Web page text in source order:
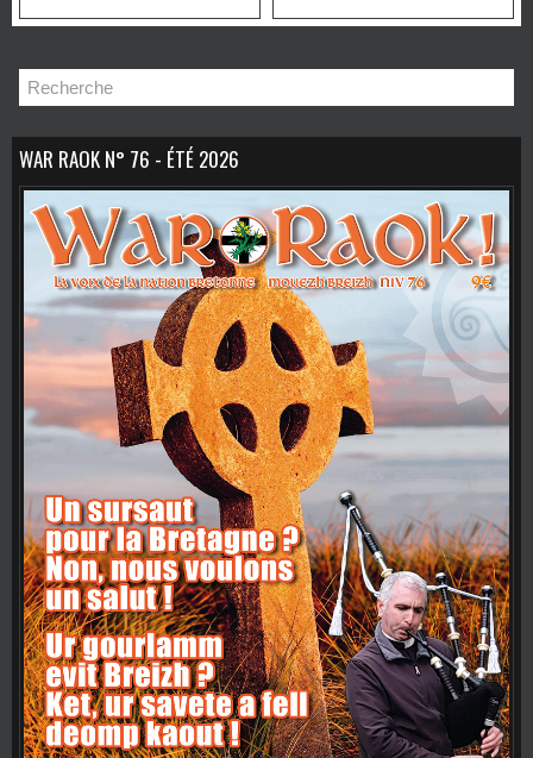
Transformation et de
WAR RAOK N° 76 - ÉTÉ 2026